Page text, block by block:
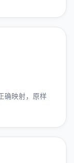
确映射，原样